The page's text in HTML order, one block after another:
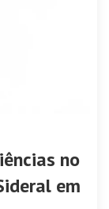
no
em